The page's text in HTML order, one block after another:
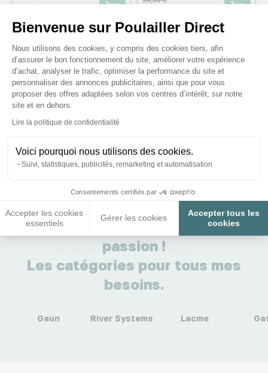
Bienvenue sur Poulailler Direct
Plateforme de Gestion du
Nous utilisons des cookies, y compris des cookies tiers, afin
d’assurer le bon fonctionnement du site, améliorer votre expérience
d’achat, analyser le trafic, optimiser la performance du site et
personnaliser des annonces publicitaires, ainsi que pour vous
proposer des offres adaptées selon vos centres d’intérêt, sur notre
site et en dehors.
Lire la politique de confidentialité
Voici pourquoi nous utilisons des cookies.
Suivi, statistiques, publicités, remarketing et automatisation
Consentements certifiés par
Accepter les cookies
essentiels
Gérer les cookies
Accepter tous les
cookies
Axeptio consent
Il est bien normal de se poser des
questions :)
Voir nos conseils et astuces
Elever des poules, c’est ma
passion !
Les catégories pour tous mes
besoins.
Gaun River Systems Lacme